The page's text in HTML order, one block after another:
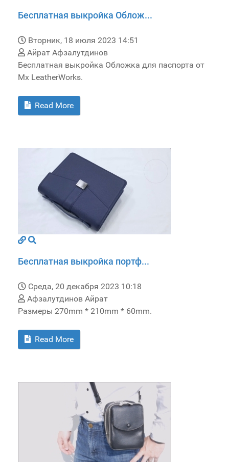
Бесплатная выкройка Облож...
Вторник, 18 июля 2023 14:51
Айрат Афзалутдинов
Бесплатная выкройка Обложка для паспорта от
Mx LeatherWorks.
Read More
Бесплатная выкройка портф...
Среда, 20 декабря 2023 10:18
Афзалутдинов Айрат
Размеры 270mm * 210mm * 60mm.
Read More